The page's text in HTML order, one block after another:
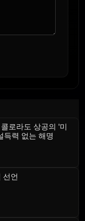
로라도 상공의 '미
득력 없는 해명
선언